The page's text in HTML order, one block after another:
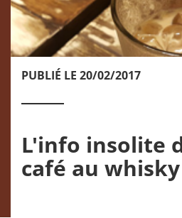
PUBLIÉ LE 20/02/2017
L'info insolite
café au